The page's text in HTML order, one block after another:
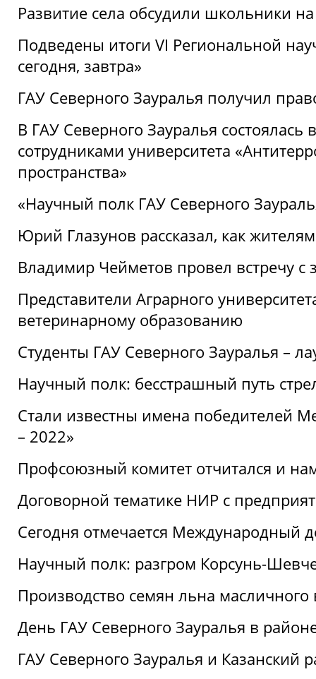
Развитие села обсудили школьники
Подведены итоги VI Региональной
сегодня, завтра»
ГАУ Северного Зауралья получил
В ГАУ Северного Зауралья состоялась
сотрудниками университета
пространства»
«Научный полк ГАУ Северного
Юрий Глазунов рассказал, как
Владимир Чейметов провел встречу
Представители Аграрного
ветеринарному образованию
Студенты ГАУ Северного Зауралья –
Научный полк: бесстрашный путь
Стали известны имена победителей
– 2022»
Профсоюзный комитет отчитался и
Договорной тематике НИР с
Сегодня отмечается Международный
Научный полк: разгром Корсунь-
Производство семян льна
День ГАУ Северного Зауралья в
ГАУ Северного Зауралья и Казанский